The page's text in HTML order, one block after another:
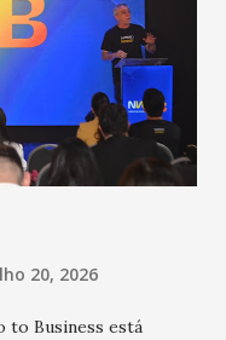
com um poder de
apontou o
com chance de
grande risco à
saber fazer a
não so...
20, 2026
to Business está